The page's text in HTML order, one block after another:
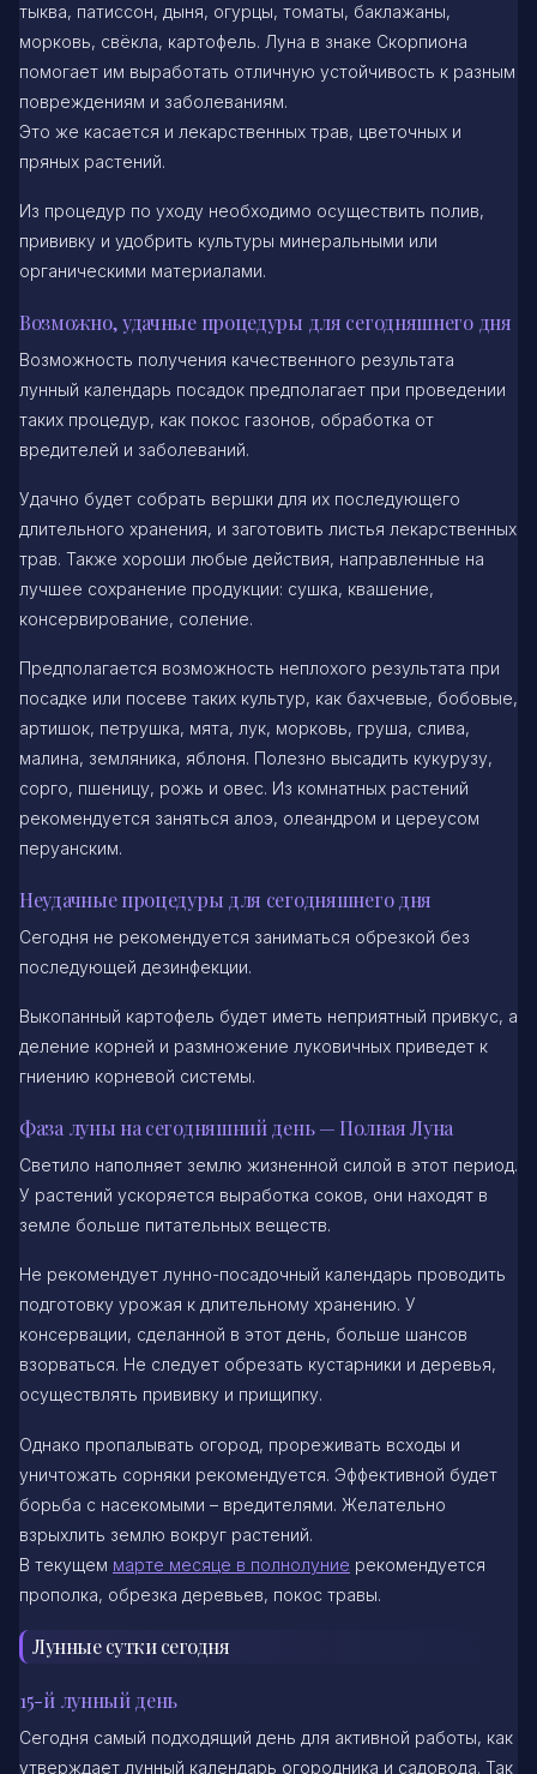
тыква, патиссон, дыня, огурцы, томаты, баклажаны,
морковь, свёкла, картофель. Луна в знаке Скорпиона
помогает им выработать отличную устойчивость к разным
повреждениям и заболеваниям.
Это же касается и лекарственных трав, цветочных и
пряных растений.
Из процедур по уходу необходимо осуществить полив,
прививку и удобрить культуры минеральными или
органическими материалами.
Возможно, удачные процедуры для сегодняшнего дня
Возможность получения качественного результата
лунный календарь посадок предполагает при проведении
таких процедур, как покос газонов, обработка от
вредителей и заболеваний.
Удачно будет собрать вершки для их последующего
длительного хранения, и заготовить листья лекарственных
трав. Также хороши любые действия, направленные на
лучшее сохранение продукции: сушка, квашение,
консервирование, соление.
Предполагается возможность неплохого результата при
посадке или посеве таких культур, как бахчевые, бобовые,
артишок, петрушка, мята, лук, морковь, груша, слива,
малина, земляника, яблоня. Полезно высадить кукурузу,
сорго, пшеницу, рожь и овес. Из комнатных растений
рекомендуется заняться алоэ, олеандром и цереусом
перуанским.
Неудачные процедуры для сегодняшнего дня
Сегодня не рекомендуется заниматься обрезкой без
последующей дезинфекции.
Выкопанный картофель будет иметь неприятный привкус, а
деление корней и размножение луковичных приведет к
гниению корневой системы.
Фаза луны на сегодняшний день — Полная Луна
Светило наполняет землю жизненной силой в этот период.
У растений ускоряется выработка соков, они находят в
земле больше питательных веществ.
Не рекомендует лунно-посадочный календарь проводить
подготовку урожая к длительному хранению. У
консервации, сделанной в этот день, больше шансов
взорваться. Не следует обрезать кустарники и деревья,
осуществлять прививку и прищипку.
Однако пропалывать огород, прореживать всходы и
уничтожать сорняки рекомендуется. Эффективной будет
борьба с насекомыми – вредителями. Желательно
взрыхлить землю вокруг растений.
В текущем марте месяце в полнолуние рекомендуется
прополка, обрезка деревьев, покос травы.
Лунные сутки сегодня
15-й лунный день
Сегодня самый подходящий день для активной работы, как
утверждает лунный календарь огородника и садовода. Так